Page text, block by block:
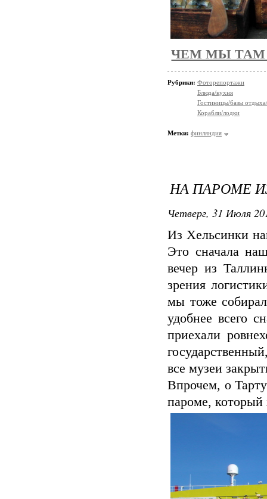
ЧЕМ МЫ ТАМ
Рубрики: Фоторепортажи
Блюда/кухня
Гостиницы/базы
Корабли/лодки
Метки: финляндия
НА ПАРОМЕ
Четверг, 31 Июля
Из Хельсинки
Это сначала
вечер из
зрения
мы тоже
удобнее всего
приехали
все музеи
Впрочем, о
пароме, который